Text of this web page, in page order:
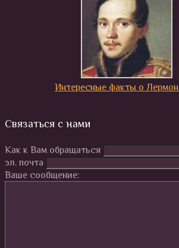
Интересные факты о
Связаться с нами
Как к Вам обращаться
эл. почта
Ваше сообщение: